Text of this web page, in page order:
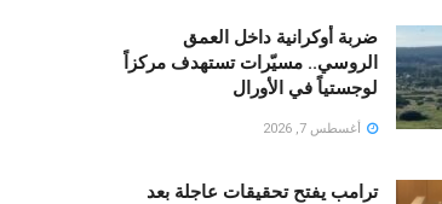
ضربة أوكرانية داخل العمق
الروسي.. مسيّرات تستهدف مركزاً
لوجستياً في الأورال
أغسطس 7, 2026
ترامب يفتح تحقيقات عاجلة بعد